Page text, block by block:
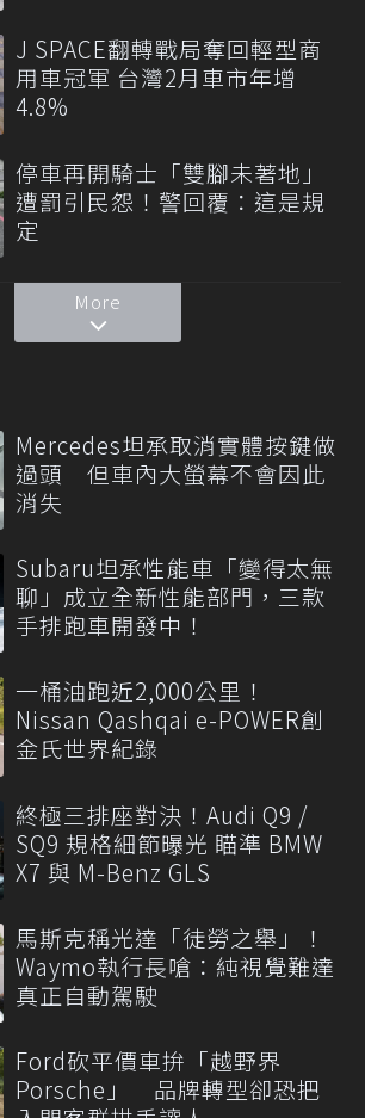
J SPACE翻轉戰局奪回輕型商
用車冠軍 台灣2月車市年增
4.8%
停車再開騎士「雙腳未著地」
遭罰引民怨！警回覆：這是規
定
More
Mercedes坦承取消實體按鍵做
過頭 但車內大螢幕不會因此
消失
Subaru坦承性能車「變得太無
聊」成立全新性能部門，三款
手排跑車開發中！
一桶油跑近2,000公里！
Nissan Qashqai e-POWER創
金氏世界紀錄
終極三排座對決！Audi Q9 /
SQ9 規格細節曝光 瞄準 BMW
X7 與 M-Benz GLS
馬斯克稱光達「徒勞之舉」！
Waymo執行長嗆：純視覺難達
真正自動駕駛
Ford砍平價車拚「越野界
Porsche」 品牌轉型卻恐把